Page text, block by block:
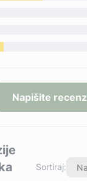
Napišite
Sortiraj: